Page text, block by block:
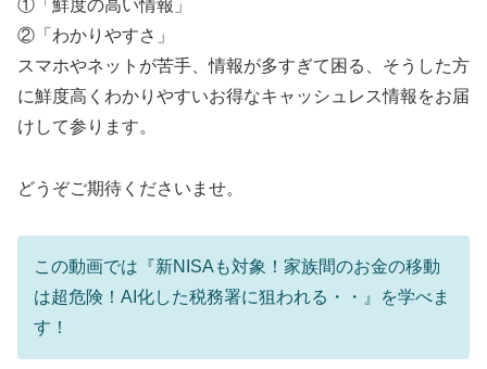
①「鮮度の高い情報」
②「わかりやすさ」
スマホやネットが苦手、情報が多すぎて困る、そうした方
に鮮度高くわかりやすいお得なキャッシュレス情報をお届
けして参ります。
どうぞご期待くださいませ。
この動画では『新NISAも対象！家族間のお金の移動
は超危険！AI化した税務署に狙われる・・』を学べま
す！